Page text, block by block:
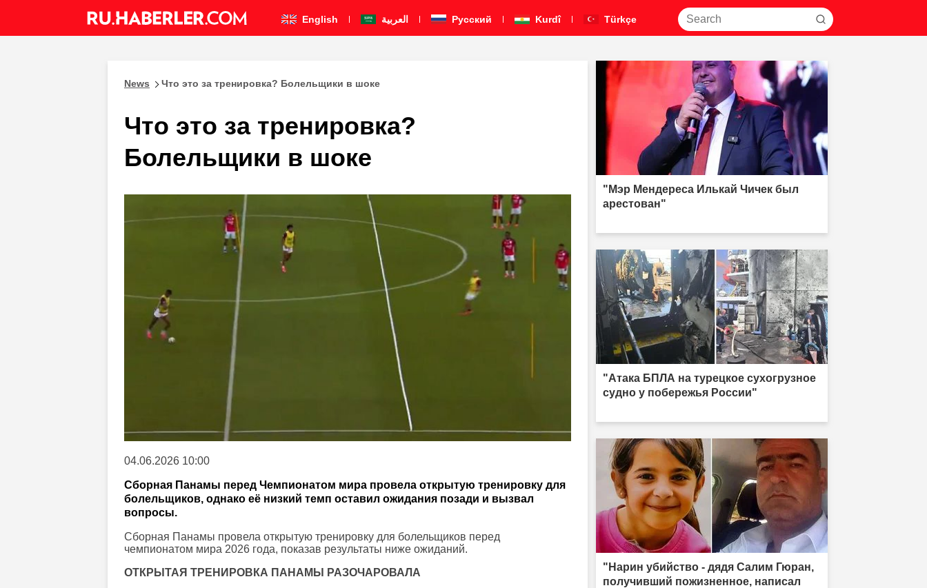
English العربية Pусский Kurdî Türkçe
News Что это за тренировка? Болельщики в шоке
Что это за тренировка?
Болельщики в шоке
04.06.2026 10:00
Сборная Панамы перед Чемпионатом мира провела открытую тренировку для
болельщиков, однако её низкий темп оставил ожидания позади и вызвал
вопросы.
Сборная Панамы провела открытую тренировку для болельщиков перед
чемпионатом мира 2026 года, показав результаты ниже ожиданий.
ОТКРЫТАЯ ТРЕНИРОВКА ПАНАМЫ РАЗОЧАРОВАЛА
"Мэр Мендереса Илькай Чичек был
арестован"
"Атака БПЛА на турецкое сухогрузное
судно у побережья России"
"Нарин убийство - дядя Салим Гюран,
получивший пожизненное, написал